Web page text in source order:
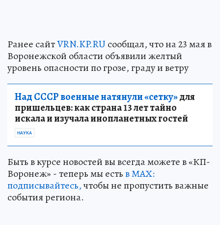
Ранее сайтVRN.KP.RU сообщал, что на 23 мая в
Воронежской области объявили желтый
уровень опасности по грозе, граду и ветру
Над СССР военные натянули «сетку»для
пришельцев: как страна 13 лет тайно
искала и изучала инопланетных гостей
НАУКА
Быть в курсе новостей вы всегда можете в «КП-
Воронеж» - теперь мы естьв МАХ:
подписывайтесь,чтобы не пропустить важные
события региона.